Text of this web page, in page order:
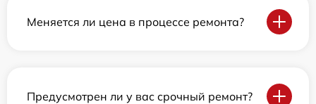
Меняется ли цена в процессе ремонта?
Предусмотрен ли у вас срочный ремонт?